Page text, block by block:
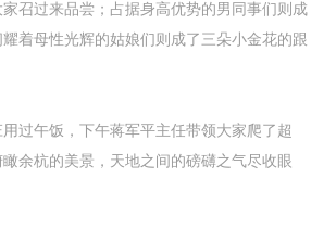
召过来品尝；占据身高优势的男同事们则成
着母性光辉的姑娘们则成了三朵小金花的跟
过午饭，下午蒋军平主任带领大家爬了超
余杭的美景，天地之间的磅礴之气尽收眼